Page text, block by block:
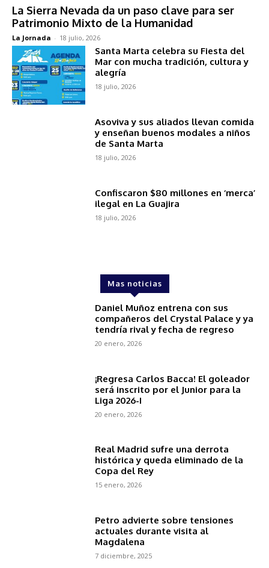
La Sierra Nevada da un paso clave para ser
Patrimonio Mixto de la Humanidad
La Jornada - 18 julio, 2026
Santa Marta celebra su Fiesta del
Mar con mucha tradición, cultura y
alegría
18 julio, 2026
Asoviva y sus aliados llevan comida
y enseñan buenos modales a niños
de Santa Marta
18 julio, 2026
Confiscaron $80 millones en ‘merca’
ilegal en La Guajira
18 julio, 2026
Mas noticias
Daniel Muñoz entrena con sus
compañeros del Crystal Palace y ya
tendría rival y fecha de regreso
20 enero, 2026
¡Regresa Carlos Bacca! El goleador
será inscrito por el Junior para la
Liga 2026-I
20 enero, 2026
Real Madrid sufre una derrota
histórica y queda eliminado de la
Copa del Rey
15 enero, 2026
Petro advierte sobre tensiones
actuales durante visita al
Magdalena
7 diciembre, 2025